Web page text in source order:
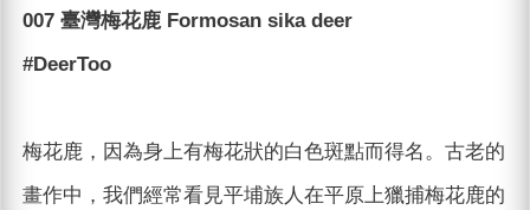
007 臺灣梅花鹿 Formosan sika deer
#DeerToo
梅花鹿，因為身上有梅花狀的白色斑點而得名。古老的
畫作中，我們經常看見平埔族人在平原上獵捕梅花鹿的